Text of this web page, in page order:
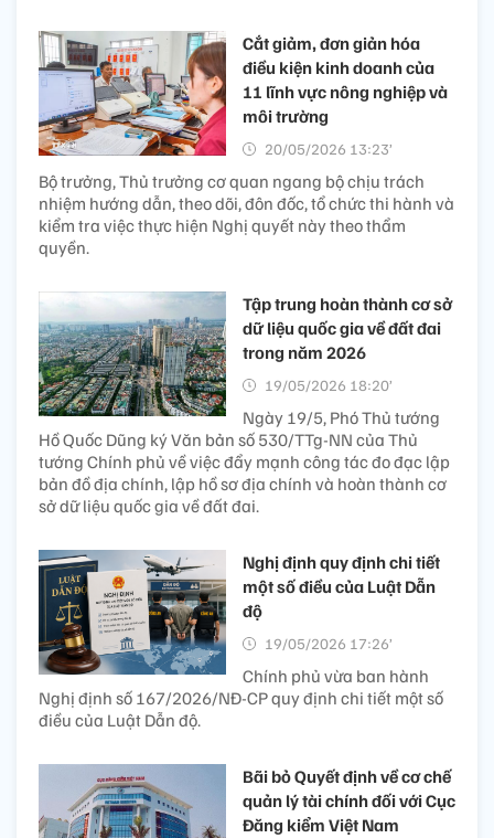
Cắt giảm, đơn giản hóa
điều kiện kinh doanh của
11 lĩnh vực nông nghiệp và
môi trường
20/05/2026 13:23’
Bộ trưởng, Thủ trưởng cơ quan ngang bộ chịu trách
nhiệm hướng dẫn, theo dõi, đôn đốc, tổ chức thi hành và
kiểm tra việc thực hiện Nghị quyết này theo thẩm
quyền.
Tập trung hoàn thành cơ sở
dữ liệu quốc gia về đất đai
trong năm 2026
19/05/2026 18:20’
Ngày 19/5, Phó Thủ tướng
Hồ Quốc Dũng ký Văn bản số 530/TTg-NN của Thủ
tướng Chính phủ về việc đẩy mạnh công tác đo đạc lập
bản đồ địa chính, lập hồ sơ địa chính và hoàn thành cơ
sở dữ liệu quốc gia về đất đai.
Nghị định quy định chi tiết
một số điều của Luật Dẫn
độ
19/05/2026 17:26’
Chính phủ vừa ban hành
Nghị định số 167/2026/NĐ-CP quy định chi tiết một số
điều của Luật Dẫn độ.
Bãi bỏ Quyết định về cơ chế
quản lý tài chính đối với Cục
Đăng kiểm Việt Nam